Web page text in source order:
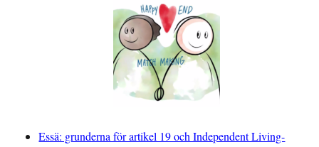
Essä: grunderna för artikel 19 och Independent Living-